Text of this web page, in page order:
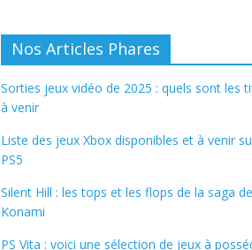
Nos Articles Phares
Sorties jeux vidéo de 2025 : quels sont les
à venir
Liste des jeux Xbox disponibles et à venir
PS5
Silent Hill : les tops et les flops de la saga de
Konami
PS Vita : voici une sélection de jeux à